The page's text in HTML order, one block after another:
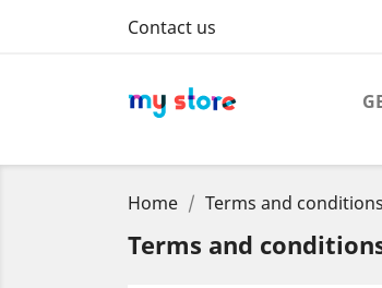
Contact us
Home Terms and
Terms and